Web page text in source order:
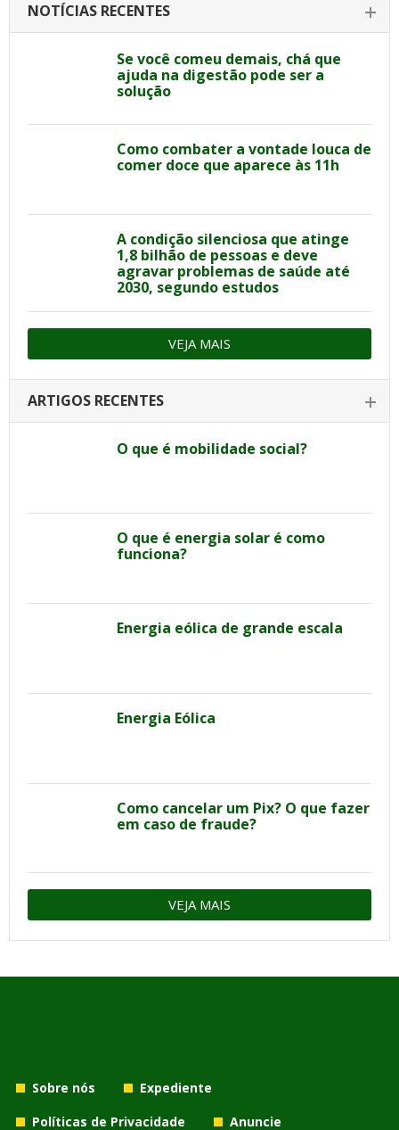
NOTÍCIAS RECENTES
Se você comeu demais, chá que
ajuda na digestão pode ser a
solução
Como combater a vontade louca de
comer doce que aparece às 11h
A condição silenciosa que atinge
1,8 bilhão de pessoas e deve
agravar problemas de saúde até
2030, segundo estudos
VEJA MAIS
ARTIGOS RECENTES
O que é mobilidade social?
O que é energia solar é como
funciona?
Energia eólica de grande escala
Energia Eólica
Como cancelar um Pix? O que fazer
em caso de fraude?
VEJA MAIS
Sobre nós
Expediente
Políticas de Privacidade
Anuncie